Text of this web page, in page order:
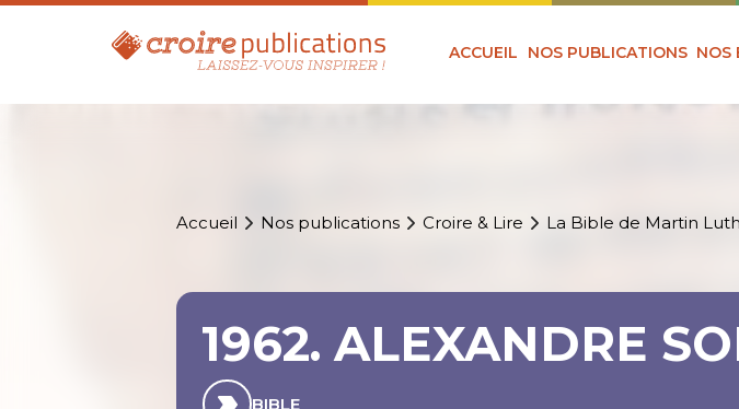
ACCUEIL NOS PUBLICATIONS NOS
Accueil Nos publications Croire & Lire La Bible de Martin
1962. ALEXANDRE
BIBLE